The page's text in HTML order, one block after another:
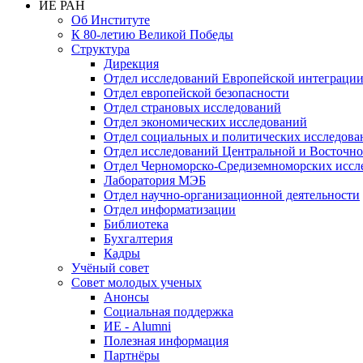
ИЕ РАН
Об Институте
К 80-летию Великой Победы
Структура
Дирекция
Отдел исследований Европейской интеграции
Отдел европейской безопасности
Отдел страновых исследований
Отдел экономических исследований
Отдел социальных и политических
Отдел исследований Центральной и
Отдел Черноморско-Средиземноморских
Лаборатория МЭБ
Отдел научно-организационной деятельности
Отдел информатизации
Библиотека
Бухгалтерия
Кадры
Учёный совет
Совет молодых ученых
Анонсы
Социальная поддержка
ИЕ - Alumni
Полезная информация
Партнёры